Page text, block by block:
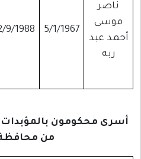
ناصر
موسى
أحمد عبد
ربه
5/1/1967
9/1988
أسرى محكومون
من